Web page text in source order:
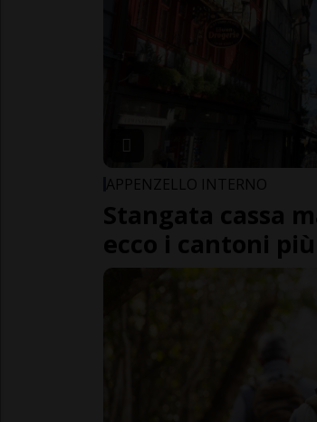
APPENZELLO INTERNO
Stangata cassa
ecco i cantoni